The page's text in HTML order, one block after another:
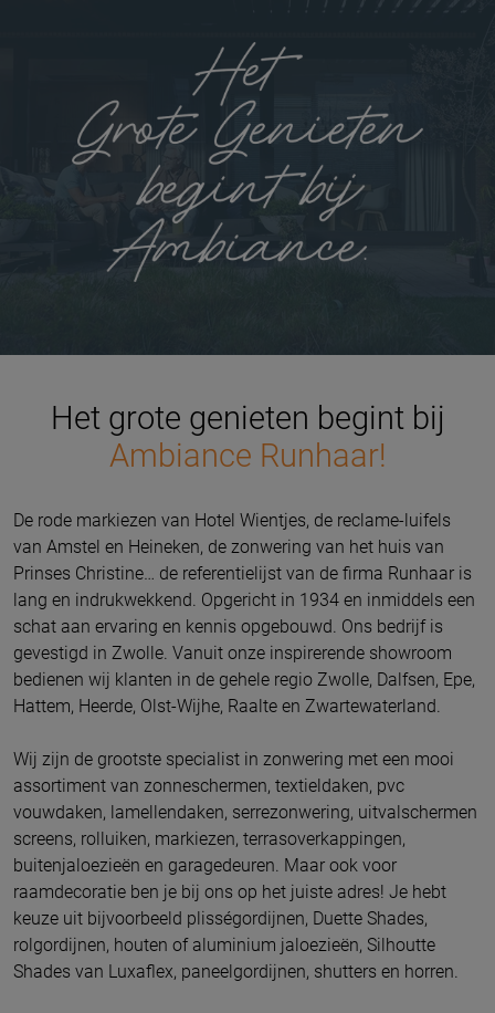
Het grote genieten begint bij
Ambiance Runhaar!
De rode markiezen van Hotel Wientjes, de reclame-luifels
van Amstel en Heineken, de zonwering van het huis van
Prinses Christine… de referentielijst van de firma Runhaar is
lang en indrukwekkend. Opgericht in 1934 en inmiddels een
schat aan ervaring en kennis opgebouwd. Ons bedrijf is
gevestigd in Zwolle. Vanuit onze inspirerende showroom
bedienen wij klanten in de gehele regio Zwolle, Dalfsen, Epe,
Hattem, Heerde, Olst-Wijhe, Raalte en Zwartewaterland.
Wij zijn de grootste specialist in zonwering met een mooi
assortiment van zonneschermen, textieldaken, pvc
vouwdaken, lamellendaken, serrezonwering, uitvalschermen
screens, rolluiken, markiezen, terrasoverkappingen,
buitenjaloezieën en garagedeuren. Maar ook voor
raamdecoratie ben je bij ons op het juiste adres! Je hebt
keuze uit bijvoorbeeld plisségordijnen, Duette Shades,
rolgordijnen, houten of aluminium jaloezieën, Silhoutte
Shades van Luxaflex, paneelgordijnen, shutters en horren.